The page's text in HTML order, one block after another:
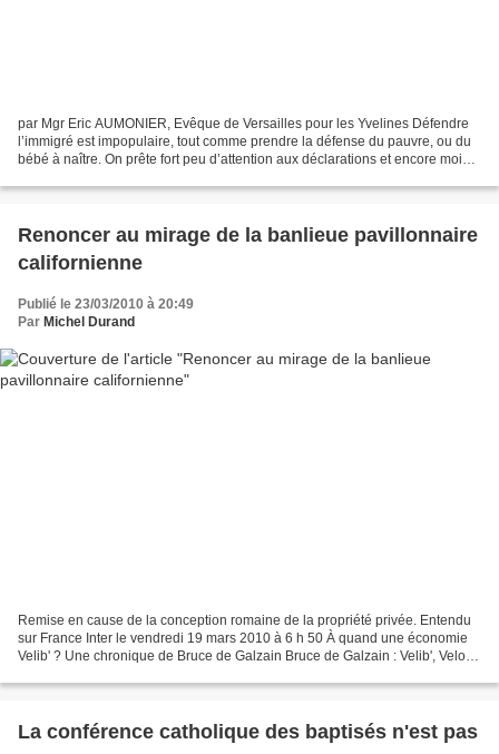
par Mgr Eric AUMONIER, Evêque de Versailles pour les Yvelines Défendre
l’immigré est impopulaire, tout comme prendre la défense du pauvre, ou du
bébé à naître. On prête fort peu d’attention aux déclarations et encore moins
Renoncer au mirage de la banlieue pavillonnaire
californienne
Publié le 23/03/2010 à 20:49
Par Michel Durand
Remise en cause de la conception romaine de la propriété privée. Entendu
sur France Inter le vendredi 19 mars 2010 à 6 h 50 À quand une économie
Velib' ? Une chronique de Bruce de Galzain Bruce de Galzain : Velib', Velov'
La conférence catholique des baptisés n'est pas